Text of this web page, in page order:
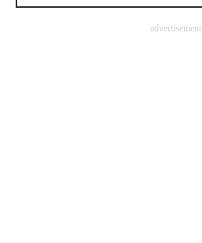
ITエンジニア向け専門サイト
advertisement